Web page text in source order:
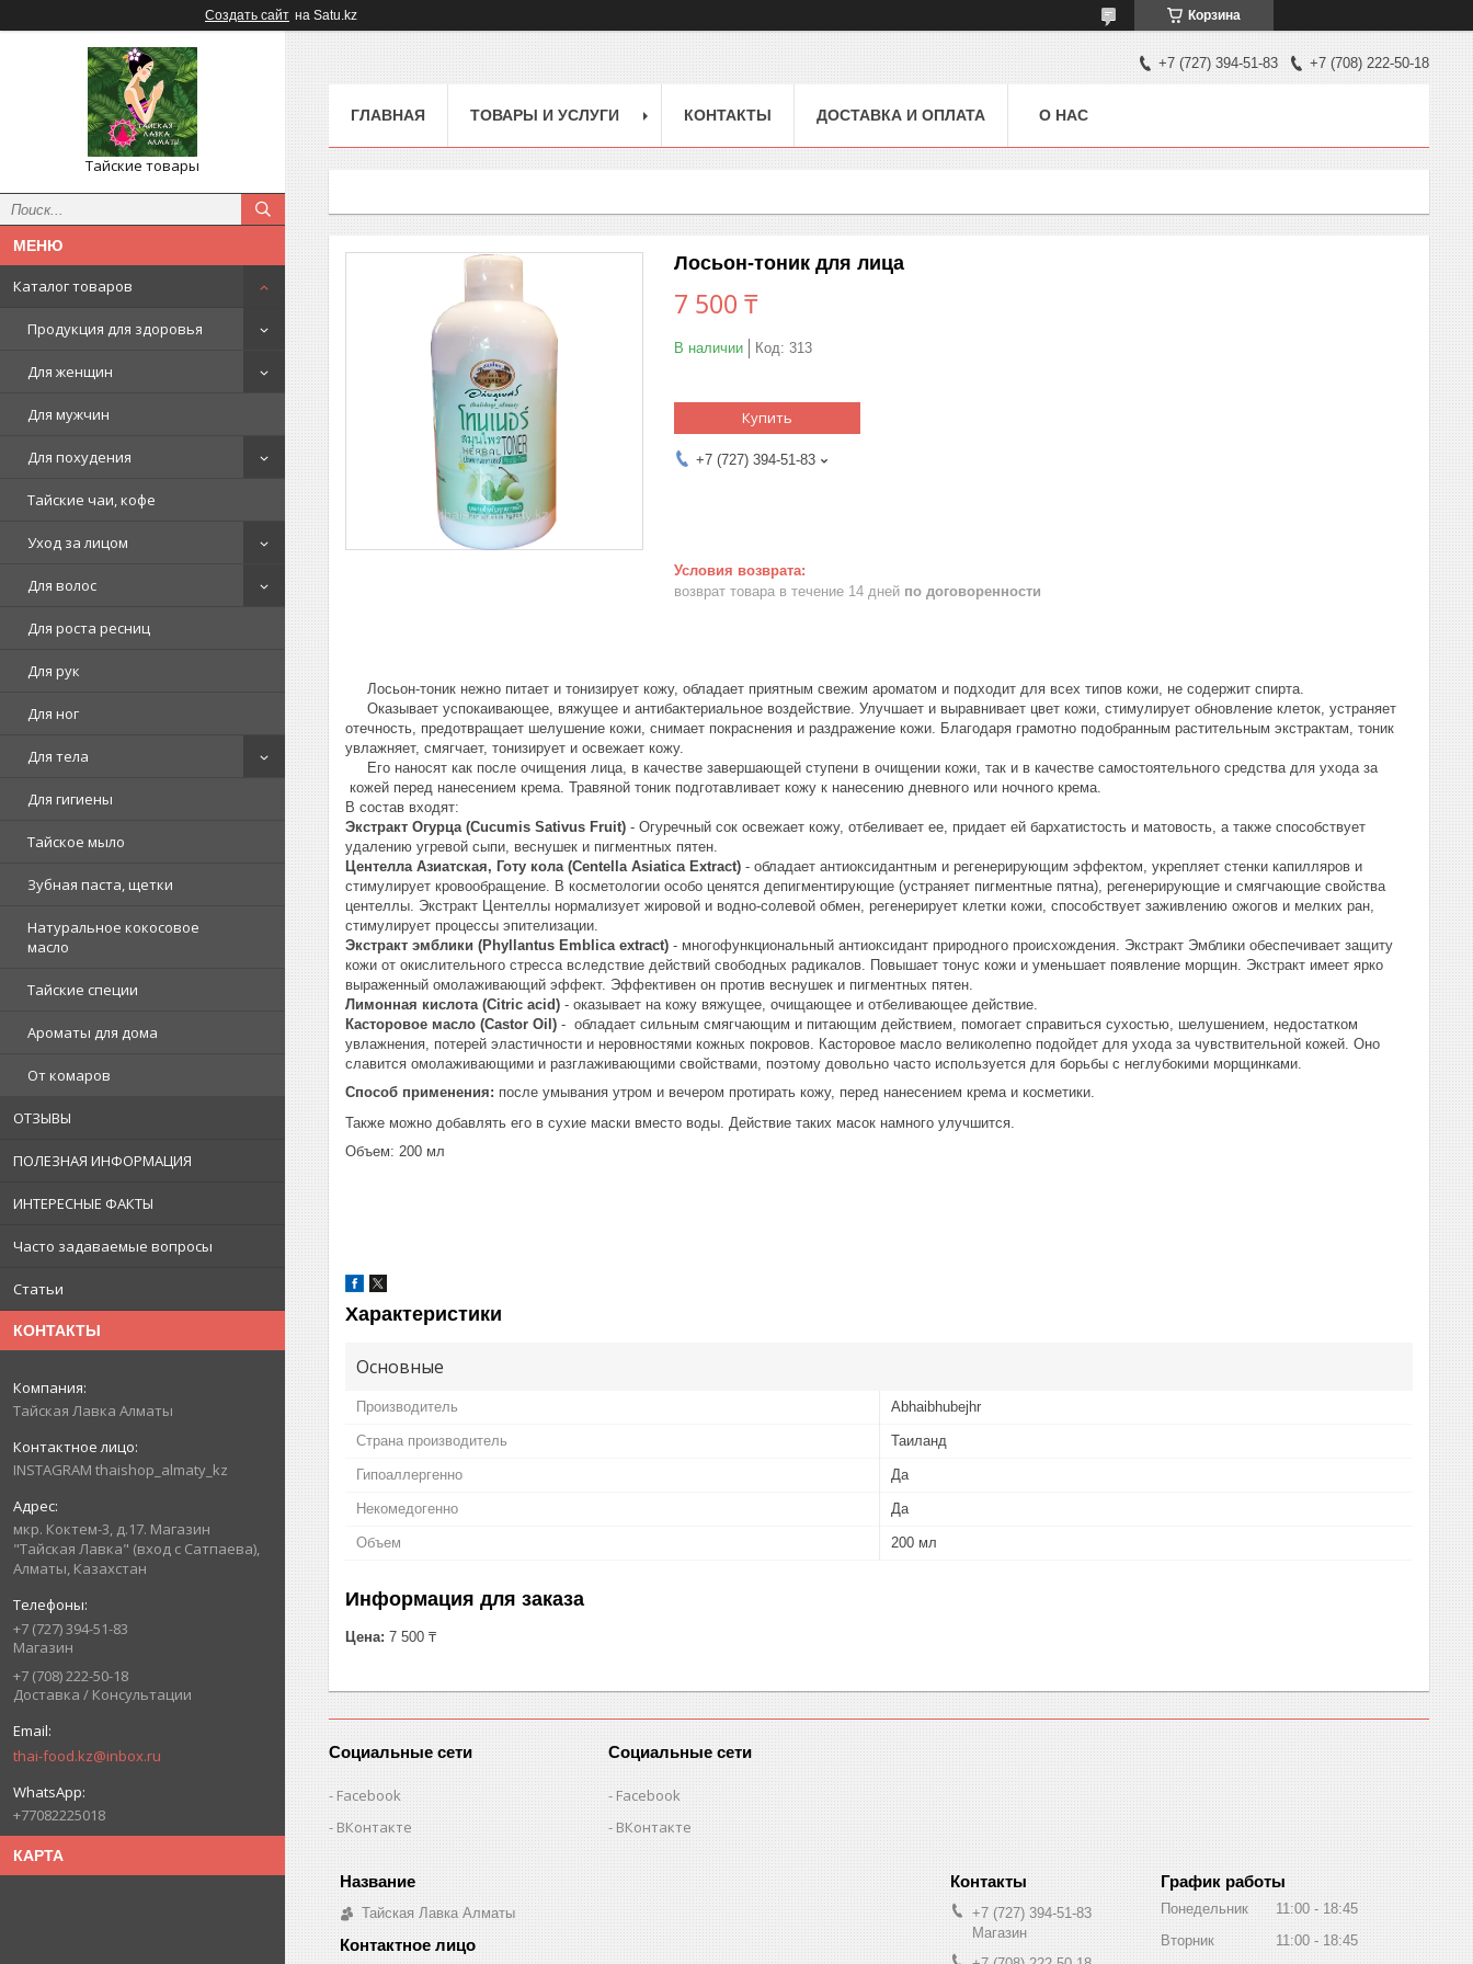
Создать сайт на Satu.kz Корзина
Тайские товары
Каталог товаров
Продукция для здоровья
Для женщин
Для мужчин
Для похудения
Тайские чаи, кофе
Уход за лицом
Для волос
Для роста ресниц
Для рук
Для ног
Для тела
Для гигиены
Тайское мыло
Зубная паста, щетки
Натуральное кокосовое
масло
Тайские специи
Ароматы для дома
От комаров
ОТЗЫВЫ
ПОЛЕЗНАЯ ИНФОРМАЦИЯ
ИНТЕРЕСНЫЕ ФАКТЫ
Часто задаваемые вопросы
Статьи
КОНТАКТЫ
Тайская Лавка Алматы
INSTAGRAM thaishop_almaty_kz
мкр. Коктем-3, д.17. Магазин
"Тайская Лавка" (вход с Сатпаева),
Алматы, Казахстан
+7 (727) 394-51-83
Магазин
+7 (708) 222-50-18
Доставка / Консультации
thai-food.kz@inbox.ru
+77082225018
КАРТА
+7 (727) 394-51-83 +7 (708) 222-50-18
ГЛАВНАЯ ТОВАРЫ И УСЛУГИ КОНТАКТЫ ДОСТАВКА И ОПЛАТА О НАС
Лосьон-тоник для лица
7 500 ₸
В наличии Код: 313
Купить
+7 (727) 394-51-83
возврат товара в течение 14 дней по договоренности
Лосьон-тоник нежно питает и тонизирует кожу, обладает приятным свежим ароматом и подходит для всех типов кожи, не содержит спирта.
Оказывает успокаивающее, вяжущее и антибактериальное воздействие. Улучшает и выравнивает цвет кожи, стимулирует обновление клеток, устраняет
отечность, предотвращает шелушение кожи, снимает покраснения и раздражение кожи. Благодаря грамотно подобранным растительным экстрактам, тоник
увлажняет, смягчает, тонизирует и освежает кожу.
Его наносят как после очищения лица, в качестве завершающей ступени в очищении кожи, так и в качестве самостоятельного средства для ухода за
кожей перед нанесением крема. Травяной тоник подготавливает кожу к нанесению дневного или ночного крема.
В состав входят:
Экстракт Огурца (Cucumis Sativus Fruit) - Огуречный сок освежает кожу, отбеливает ее, придает ей бархатистость и матовость, а также способствует
удалению угревой сыпи, веснушек и пигментных пятен.
Центелла Азиатская, Готу кола (Centella Asiatica Extract) - обладает антиоксидантным и регенерирующим эффектом, укрепляет стенки капилляров и
стимулирует кровообращение. В косметологии особо ценятся депигментирующие (устраняет пигментные пятна), регенерирующие и смягчающие свойства
центеллы. Экстракт Центеллы нормализует жировой и водно-солевой обмен, регенерирует клетки кожи, способствует заживлению ожогов и мелких ран,
стимулирует процессы эпителизации.
Экстракт эмблики (Phyllantus Emblica extract) - многофункциональный антиоксидант природного происхождения. Экстракт Эмблики обеспечивает защиту
кожи от окислительного стресса вследствие действий свободных радикалов. Повышает тонус кожи и уменьшает появление морщин. Экстракт имеет ярко
выраженный омолаживающий эффект. Эффективен он против веснушек и пигментных пятен.
Лимонная кислота (Citric acid) - оказывает на кожу вяжущее, очищающее и отбеливающее действие.
Касторовое масло (Castor Oil) - обладает сильным смягчающим и питающим действием, помогает справиться сухостью, шелушением, недостатком
увлажнения, потерей эластичности и неровностями кожных покровов. Касторовое масло великолепно подойдет для ухода за чувствительной кожей. Оно
славится омолаживающими и разглаживающими свойствами, поэтому довольно часто используется для борьбы с неглубокими морщинками.
Способ применения: после умывания утром и вечером протирать кожу, перед нанесением крема и косметики.
Также можно добавлять его в сухие маски вместо воды. Действие таких масок намного улучшится.
Объем: 200 мл
Характеристики
Основные
Производитель Abhaibhubejhr
Страна производитель Таиланд
Гипоаллергенно Да
Некомедогенно Да
Объем 200 мл
Информация для заказа
Цена: 7 500 ₸
Социальные сети
Facebook
ВКонтакте
Социальные сети
Facebook
ВКонтакте
Тайская Лавка Алматы
+7 (727) 394-51-83
Магазин
График работы
Понедельник 11:00
18:45
Вторник
11:00
18:45